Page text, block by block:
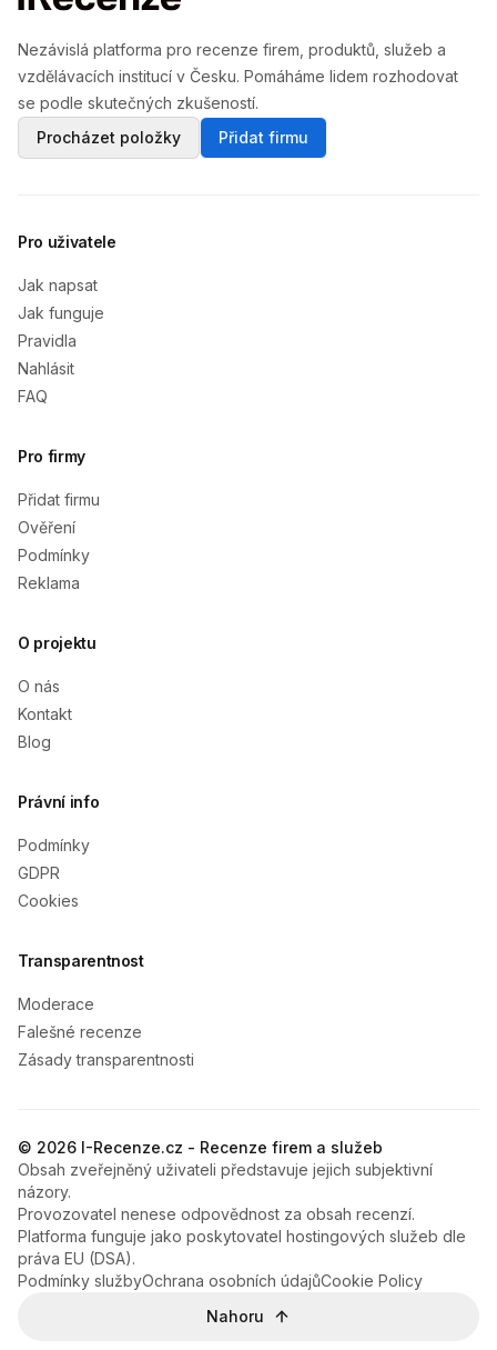
Nezávislá platforma pro recenze firem, produktů, služeb a
vzdělávacích institucí v Česku. Pomáháme lidem rozhodovat
se podle skutečných zkušeností.
Procházet položky
Přidat firmu
Pro uživatele
Jak napsat
Jak funguje
Pravidla
Nahlásit
FAQ
Pro firmy
Přidat firmu
Ověření
Podmínky
Reklama
O projektu
O nás
Kontakt
Blog
Právní info
Podmínky
GDPR
Cookies
Transparentnost
Moderace
Falešné recenze
Zásady transparentnosti
© 2026 I-Recenze.cz - Recenze firem a služeb
Obsah zveřejněný uživateli představuje jejich subjektivní
názory.
Provozovatel nenese odpovědnost za obsah recenzí.
Platforma funguje jako poskytovatel hostingových služeb dle
práva EU (DSA).
Podmínky službyOchrana osobních údajůCookie Policy
Nahoru